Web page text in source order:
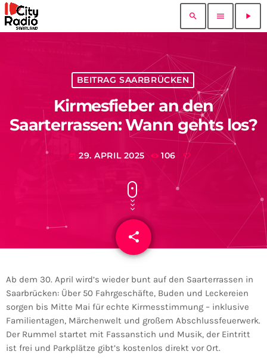
search menu play_arrow
BEITRAG SAARBRÜCKEN
Kirmesfieber an den
Saarterrassen: Wann gehts los?
today 29. APRIL 2025 106
share
email
Ab dem 30. April wird’s wieder bunt auf den Saarterrassen in
Saarbrücken: Über 50 Fahrgeschäfte, Buden und Leckereien
sorgen bis Mitte Mai für echte Kirmesstimmung – inklusive
Familientagen, Märchenwelt und großem Abschlussfeuerwerk.
Der Rummel startet mit Fassanstich und Musik, der Eintritt
ist frei und Parkplätze gibt’s kostenlos direkt vor Ort.